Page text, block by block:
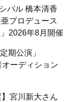
パル 橋本清香
プロデュース
2026年8月開催
期公演」
オーディション
】宮川新大さん